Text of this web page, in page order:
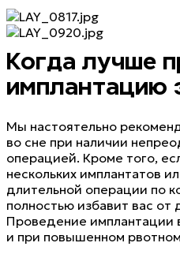
Когда лучше
имплантацию
Мы настоятельно
во сне при наличии
операцией. Кроме того,
нескольких имплантатов
длительной операции по
полностью избавит вас от
Проведение
и при повышенном